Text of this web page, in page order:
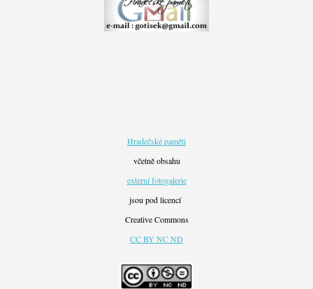
Hradečské paměti
včetně obsahu
externí fotogalerie
jsou pod licencí
Creative Commons
CC BY NC ND